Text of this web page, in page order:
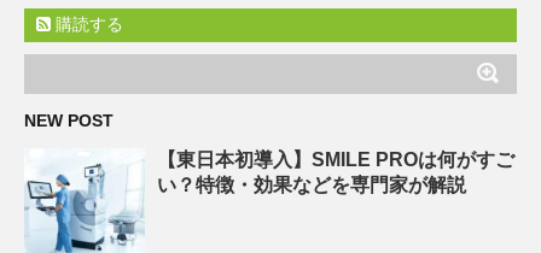
購読する
NEW POST
【東日本初導入】SMILE PROは何がすご
い？特徴・効果などを専門家が解説